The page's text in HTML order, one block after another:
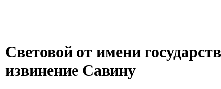
Световой от имени
извинение Савину